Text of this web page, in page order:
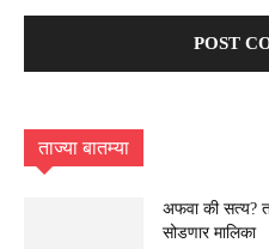
ताज्या बातम्या
अफवा की सत्य?
सोडणार मालिका